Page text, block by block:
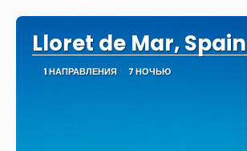
Lloret de Mar, Spain
1 НАПРАВЛЕНИЯ 7 НОЧЬЮ